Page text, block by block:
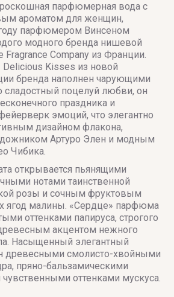
парфюмерная вода с
ароматом для женщин,
парфюмером Винсеном
модного бренда нишевой
Company из Франции.
Kisses из новой
бренда наполнен чарующими
сладостный поцелуй любви, он
праздника и
эмоций, что элегантно
дизайном флакона,
Артуро Элен и модным
Чибика.
открывается пьянящими
нотами таинственной
розы и сочным фруктовым
ягод малины. «Сердце» парфюма
оттенками папируса, строгого
акцентом нежного
Насыщенный элегантный
древесными смолисто-хвойными
пряно-бальзамическими
оттенками мускуса.